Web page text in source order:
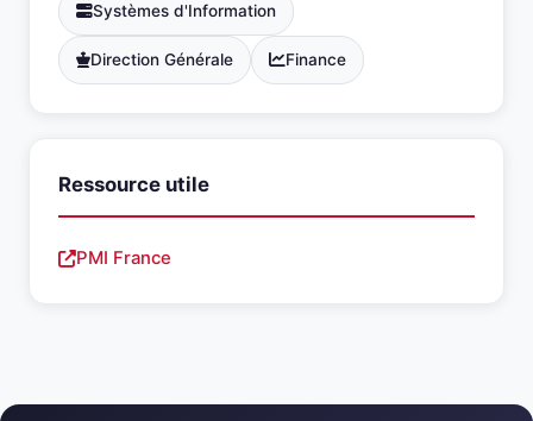
Systèmes d'Information
Direction Générale Finance
Ressource utile
PMI France